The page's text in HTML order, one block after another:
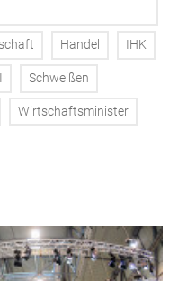
Handel IHK
Schweißen
Wirtschaftsminister